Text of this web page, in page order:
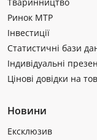
Ринок МТР
Інвестиції
Статистичні бази
Індивідуальні
Цінові довідки на
Новини
Ексклюзив